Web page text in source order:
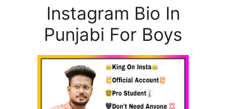
Instagram Bio In
Punjabi For Boys